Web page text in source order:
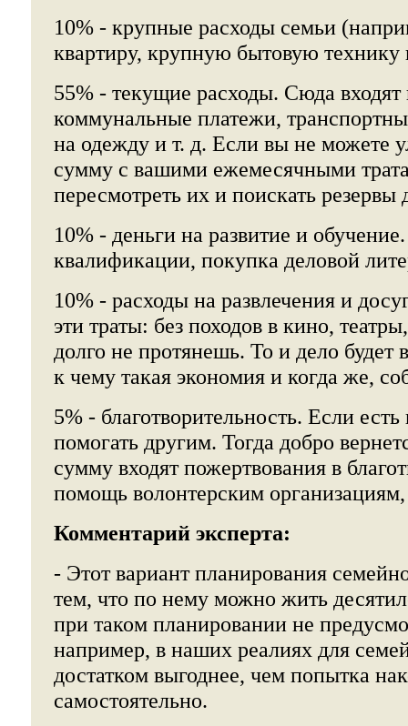
10% - крупные расходы семьи
квартиру, крупную бытовую
55% - текущие расходы. Сюда входят
коммунальные платежи,
на одежду и т. д. Если вы не можете
сумму с вашими ежемесячными
пересмотреть их и поискать резервы
10% - деньги на развитие и
квалификации, покупка деловой
10% - расходы на развлечения и
эти траты: без походов в кино,
долго не протянешь. То и дело будет
к чему такая экономия и когда же,
5% - благотворительность. Если
помогать другим. Тогда добро
сумму входят пожертвования в
помощь волонтерским
Комментарий эксперта:
- Этот вариант планирования
тем, что по нему можно жить
при таком планировании не
например, в наших реалиях для
достатком выгоднее, чем попытка
самостоятельно.